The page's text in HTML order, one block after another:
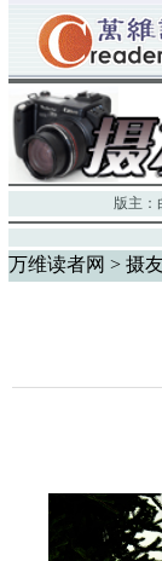
版主：
万维读者网 > 摄